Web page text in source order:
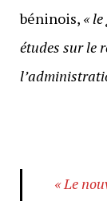
béninois, «
études sur le
« Le